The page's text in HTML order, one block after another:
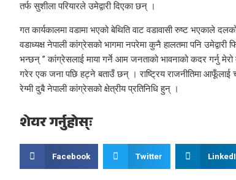
तर्फ सुशीला परियारले उमेद्वारी दिएका छन् ।
गत कार्यकालमा वडामा भएको बेथिति वाट वडावासी रुष्ट भएकाले
वडाध्यक्ष नेपाली कांग्रेसको भागमा नपरेमा कुनै हालतमा पनि
भन्छन् ” कांग्रेसलाई माया गर्ने आम जनताको भावनाको कदर गर्नु मेरो
गरेर एक जना पछि हट्ने बताउँ छन् । राष्ट्रिय राजनीतिमा आफूँलाई
रेग्मी दुबै नेपाली कांग्रेसको क्षेत्रीय प्रतिनिधि हुन् ।
शेयर गर्नुहोस्ः
Facebook Twitter